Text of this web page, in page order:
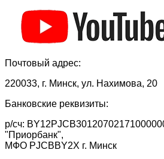
Почтовый адрес:
220033, г. Минск, ул. Нахимова, 20
Банковские реквизиты:
р/сч:
"Приорбанк",
МФО PJCBBY2X г. Минск